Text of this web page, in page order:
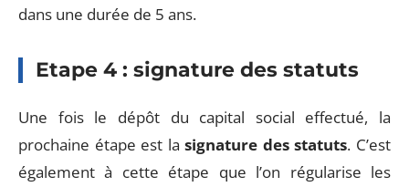
dans une durée de 5 ans.
Etape 4 : signature des statuts
Une fois le dépôt du capital social effectué, la
prochaine étape est lasignature des statuts. C’est
également à cette étape que l’on régularise les